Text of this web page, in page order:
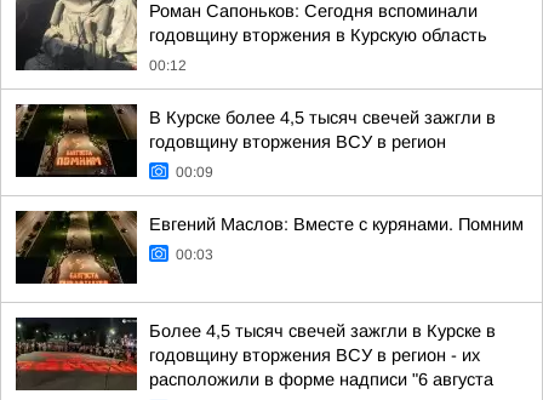
Роман Сапоньков: Сегодня вспоминали
годовщину вторжения в Курскую область
00:12
В Курске более 4,5 тысяч свечей зажгли в
годовщину вторжения ВСУ в регион
00:09
Евгений Маслов: Вместе с курянами. Помним
00:03
Более 4,5 тысяч свечей зажгли в Курске в
годовщину вторжения ВСУ в регион - их
расположили в форме надписи "6 августа